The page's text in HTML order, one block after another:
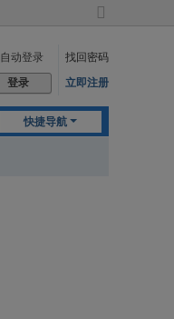
切
到
宽
自动登录
找回密码
登录 立即注册
快捷导航